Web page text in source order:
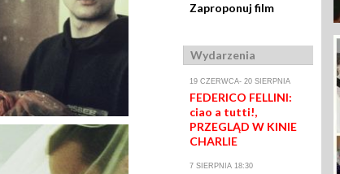
Zaproponuj film
Wydarzenia
19 CZERWCA- 20 SIERPNIA
FEDERICO FELLINI:
ciao a tutti!,
PRZEGLĄD W KINIE
CHARLIE
7 SIERPNIA 18:30